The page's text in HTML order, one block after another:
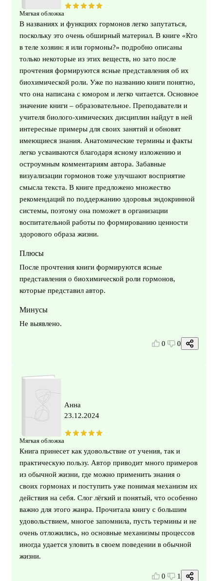
Мягкая обложка
В названиях и функциях гормонов легко запутаться,
поскольку это очень обширный материал. В книге «Кто
в теле хозяин: я или гормоны?» подробно описаны
только некоторые из этих веществ, но зато после
прочтения формируются ясные представления об их
биохимической роли. Уже по названию книги понятно,
что она написана с юмором и легко читается. Основное
значение книги – образовательное. Преподаватели и
учителя биолого-химических дисциплин найдут в ней
интересные примеры для своих занятий и обновят
имеющиеся знания. Анатомические термины и факты
легко усваиваются благодаря ясному изложению и
остроумным комментариям автора. Забавные
визуализации гормонов тоже улучшают восприятие
смысла текста. В книге предложено множество
рекомендаций по поддержанию здоровья эндокринной
системы, поэтому она поможет в организации
воспитательной работы по формированию ценности
здорового образа жизни.
Плюсы
После прочтения книги формируются ясные
представления о биохимической роли гормонов,
которые представил автор.
Минусы
Не выявлено.
0 0
Мягкая обложка
Анна
23.12.2024
Книга принесет как удовольствие от учения, так и
практическую пользу. Автор приводит много примеров
из обычной жизни, где можно применить знания о
своих гормонах и поступить уже понимая механизм их
действия на себя. Слог лёгкий и понятый, что особенно
важно для этого жанра. Прочитала книгу с большим
удовольствием, многое запомнила, пусть термины и не
очень отложились, но основные механизмы процессов
иногда удается уловить в своем поведении в обычной
жизни.
0 1